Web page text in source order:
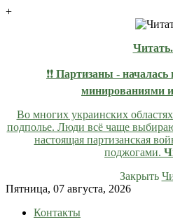
+
❗❗ Партизаны - началась
минированиями
Во многих украинских
подполье. Люди всё чаще
настоящая партизанская
поджогами.
Закрыть
Skip
content
Пятница, 07 августа, 2026
Контакты